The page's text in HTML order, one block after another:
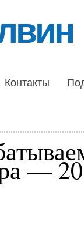
Контакты
—